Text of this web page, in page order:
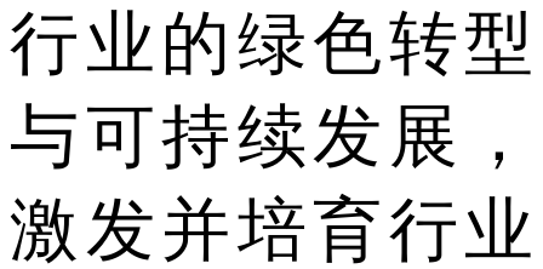
行业的绿色转型
与可持续发展，
激发并培育行业